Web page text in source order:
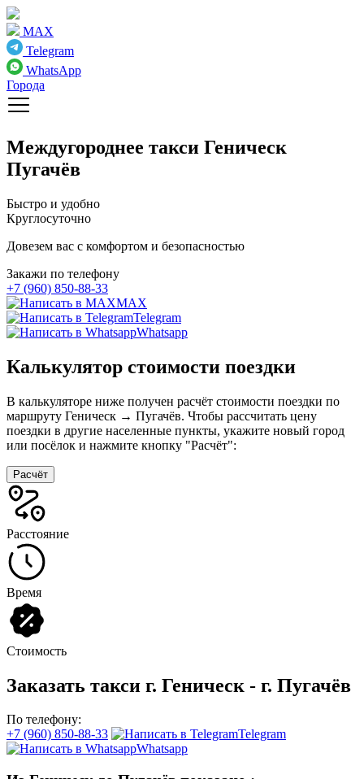
MAX
Telegram
WhatsApp
Города
Междугороднее такси Геническ
Пугачёв
Быстро и удобно
Круглосуточно
Довезем вас с комфортом и безопасностью
Закажи по телефону
+7 (960) 850-88-33
MAX
Telegram
Whatsapp
Калькулятор стоимости поездки
В калькуляторе ниже получен расчёт стоимости поездки по
маршруту Геническ → Пугачёв. Чтобы рассчитать цену
поездки в другие населенные пункты, укажите новый город
или посёлок и нажмите кнопку "Расчёт":
Расчёт
Расстояние
Время
Стоимость
Заказать такси г. Геническ - г. Пугачёв
По телефону:
+7 (960) 850-88-33
Telegram
Whatsapp